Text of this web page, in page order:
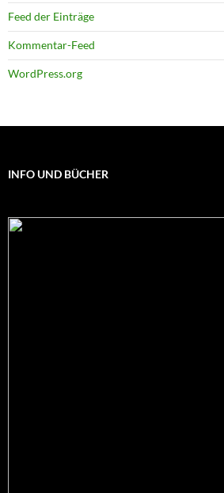
Feed der Einträge
Kommentar-Feed
WordPress.org
INFO UND BÜCHER